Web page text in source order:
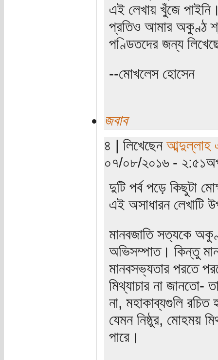
এই লেখায় খুঁজে
প্রতিও আমার অকুণ্ঠ
পণ্ডিতদের জন্য
--মোখলেস হোসেন
জবাব
৪ | লিখেছেন
০৭/০৮/২০১৬ -
দুটি পর্ব পড়ে কিছুটা
এই অসাধারন লেখাটি
মানবজাতি সত্যকে
অভিসম্পাত। কিন্তু
মানবসভ্যতার পরতে
মিথ্যাচার না জানতো-
না, মহাকাব্যগুলি
যেমন নিষ্ঠুর, মোহময়
পারে।